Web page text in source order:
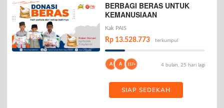
BERBAGI BERAS UNTUK
KEMANUSIAAN
Kak PAIS
Rp 13.528.773 terkumpul
A A 117+ 4 bulan, 25 hari lagi
SIAP SEDEKAH